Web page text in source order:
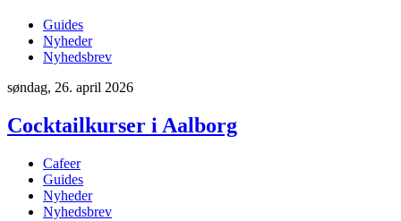
Guides
Nyheder
Nyhedsbrev
søndag, 26. april 2026
Cocktailkurser i Aalborg
Cafeer
Guides
Nyheder
Nyhedsbrev